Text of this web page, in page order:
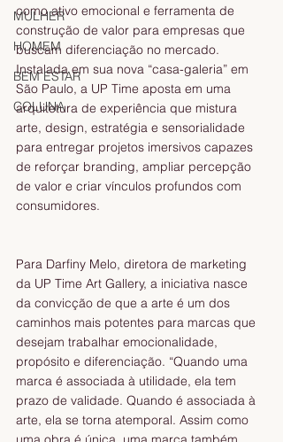
MULHER
HOMEM
BEM ESTAR
COLUNA
como ativo emocional e ferramenta de
construção de valor para empresas que
buscam diferenciação no mercado.
Instalada em sua nova “casa-galeria” em
São Paulo, a UP Time aposta em uma
arquitetura de experiência que mistura
arte, design, estratégia e sensorialidade
para entregar projetos imersivos capazes
de reforçar branding, ampliar percepção
de valor e criar vínculos profundos com
consumidores.
Para Darfiny Melo, diretora de marketing
da UP Time Art Gallery, a iniciativa nasce
da convicção de que a arte é um dos
caminhos mais potentes para marcas que
desejam trabalhar emocionalidade,
propósito e diferenciação. “Quando uma
marca é associada à utilidade, ela tem
prazo de validade. Quando é associada à
arte, ela se torna atemporal. Assim como